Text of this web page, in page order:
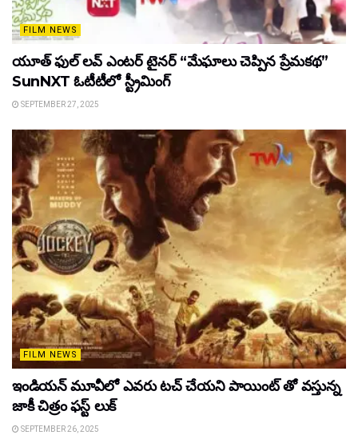
FILM NEWS
యూత్ ఫుల్ లవ్ ఎంటర్ టైనర్ “మేఘాలు చెప్పిన ప్రేమకథ”
SunNXT ఓటీటీలో స్ట్రీమింగ్
SEPTEMBER 27, 2025
FILM NEWS
ఇండియన్ మూవీలో ఎవరు టచ్ చేయని పాయింట్ తో వస్తున్న
జాకీ చిత్రం ఫస్ట్ లుక్
SEPTEMBER 26, 2025